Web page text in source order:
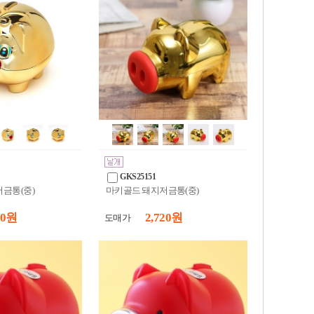
금통(중)
원
GKS25151
마키골드 돼지저금통(중)
도매가 2,720 원